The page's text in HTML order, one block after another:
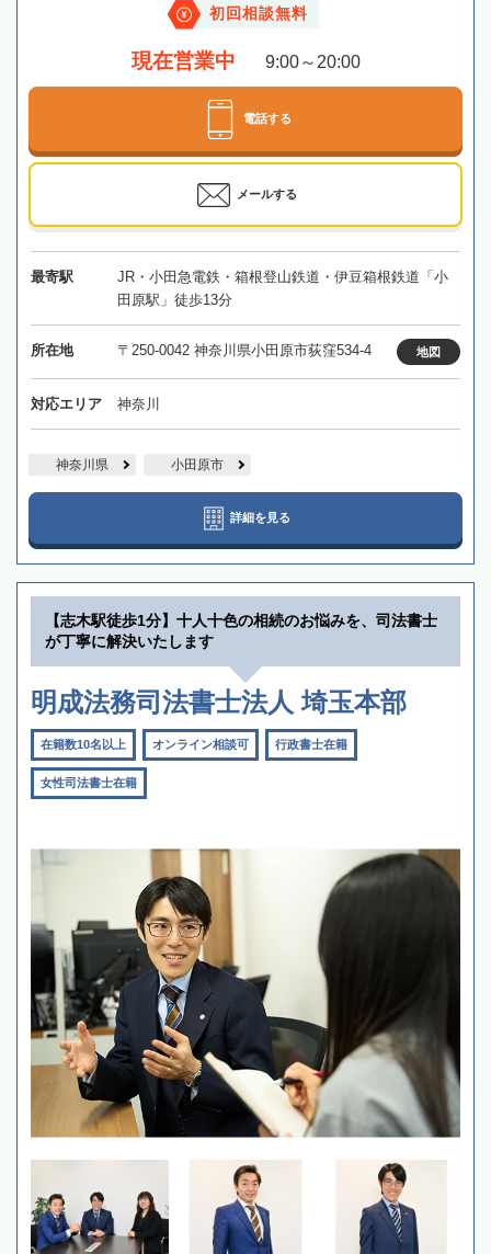
初回相談無料
現在営業中 9:00～20:00
電話する
メールする
最寄駅
JR・小田急電鉄・箱根登山鉄道・伊豆箱根鉄道「小
田原駅」徒歩13分
所在地 〒250-0042 神奈川県小田原市荻窪534-4 地図
対応エリア 神奈川
神奈川県 小田原市
詳細を見る
【志木駅徒歩1分】十人十色の相続のお悩みを、司法書士
が丁寧に解決いたします
明成法務司法書士法人 埼玉本部
在籍数10名以上 オンライン相談可 行政書士在籍
女性司法書士在籍